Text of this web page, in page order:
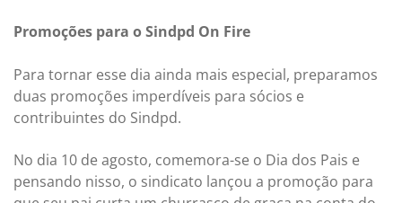
Promoções para o Sindpd On Fire
Para tornar esse dia ainda mais especial, preparamos
duas promoções imperdíveis para sócios e
contribuintes do Sindpd.
No dia 10 de agosto, comemora-se o Dia dos Pais e
pensando nisso, o sindicato lançou a promoção para